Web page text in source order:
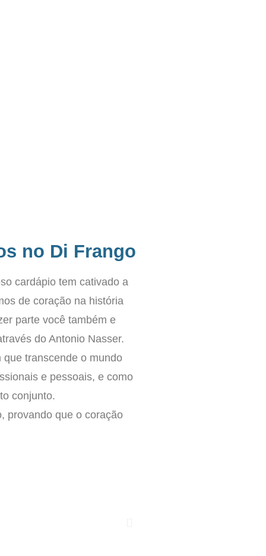
no Di Frango
cardápio tem cativado a
de coração na história
parte você também e
do Antonio Nasser.
transcende o mundo
e pessoais, e como
conjunto.
provando que o coração